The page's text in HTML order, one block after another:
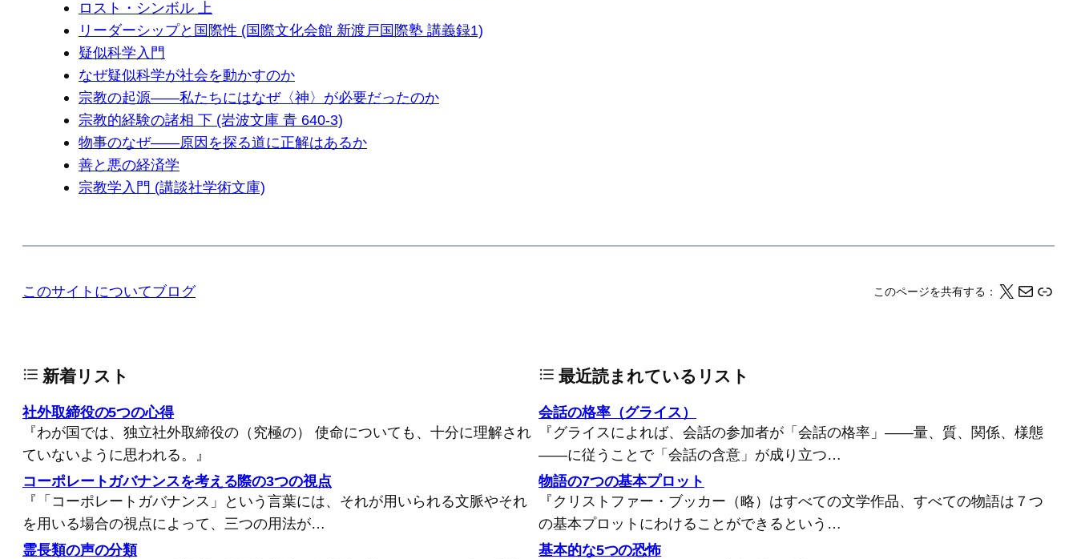
ロスト・シンボル 上
リーダーシップと国際性 (国際文化会館 新渡戸国際塾 講義録1)
疑似科学入門
なぜ疑似科学が社会を動かすのか
宗教の起源――私たちにはなぜ〈神〉が必要だったのか
宗教的経験の諸相 下 (岩波文庫 青 640-3)
物事のなぜ――原因を探る道に正解はあるか
善と悪の経済学
宗教学入門 (講談社学術文庫)
このサイトについてブログ このページを共有する： X メール このページの情報をクリップボードにコピーする
新着リスト
社外取締役の5つの心得
『わが国では、独立社外取締役の（究極の） 使命についても、十分に理解され
ていないように思われる。』
コーポレートガバナンスを考える際の3つの視点
『「コーポレートガバナンス」という言葉には、それが用いられる文脈やそれ
を用いる場合の視点によって、三つの用法が…
霊長類の声の分類
最近読まれているリスト
会話の格率（グライス）
『グライスによれば、会話の参加者が「会話の格率」――量、質、関係、様態
――に従うことで「会話の含意」が成り立つ…
物語の7つの基本プロット
『クリストファー・ブッカー（略）はすべての文学作品、すべての物語は７つ
の基本プロットにわけることができるという…
基本的な5つの恐怖